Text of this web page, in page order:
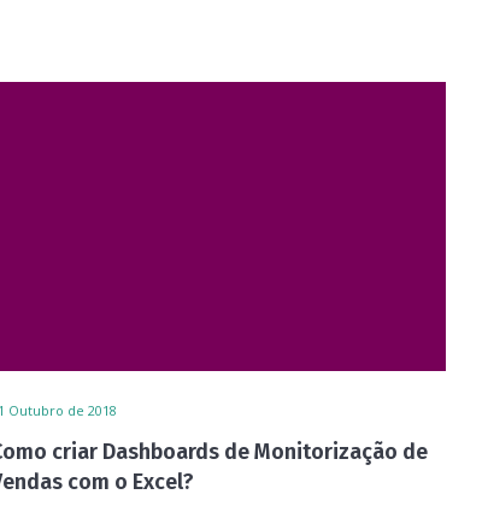
Outubro de 2018
criar Dashboards de Monitorização de
com o Excel?